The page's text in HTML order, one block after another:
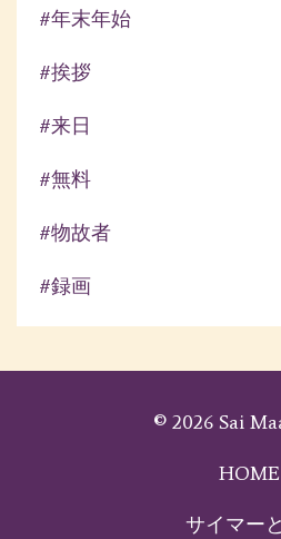
#年末年始
#挨拶
#来日
#無料
#物故者
#録画
© 2026 Sai
HOME
サイマー